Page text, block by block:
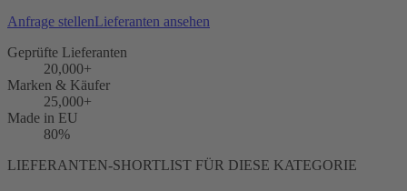
Anfrage stellenLieferanten ansehen
Geprüfte Lieferanten
20,000+
Marken & Käufer
25,000+
Made in EU
80%
LIEFERANTEN-SHORTLIST FÜR DIESE KATEGORIE